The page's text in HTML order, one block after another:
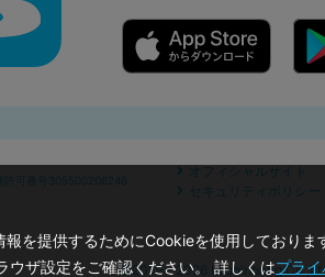
許可番号305500206246
オフィシャルサイト
セキュリティポリシー
©2019 - 2026 Lashinbang
を提供するためにCookieを使用しておりま
ザ設定をご確認ください。 詳しくはプラ